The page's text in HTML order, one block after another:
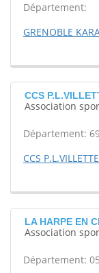
Département:
GRENOBLE
CCS
Association
Département:
CCS
LA HARPE EN
Association
Département: